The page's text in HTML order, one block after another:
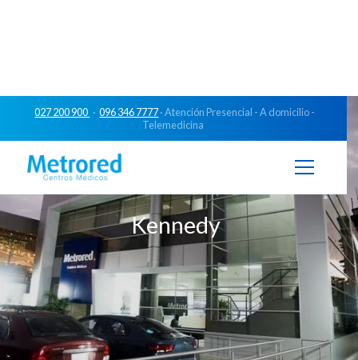
027 200 900 ·096 346 7777· Atención Presencial - A domicilio -
Telemedicina
Kennedy